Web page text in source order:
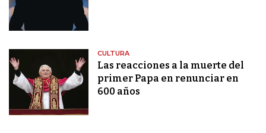
CULTURA
Las reacciones a la muerte del
primer Papa en renunciar en
600 años